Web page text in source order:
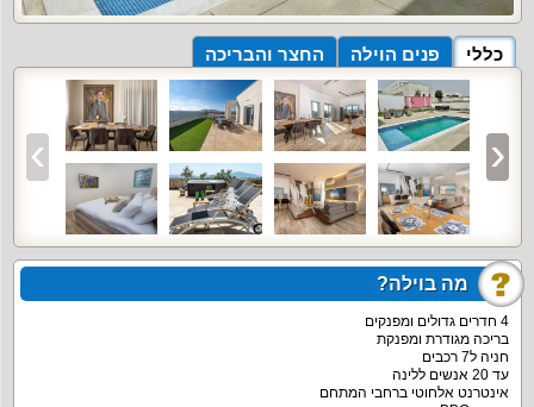
כללי פנים הוילה החצר והבריכה
מה בוילה?
4 חדרים גדולים ומפנקים
בריכה מגודרת ומפנקת
חניה ל7 רכבים
עד 20 אנשים ללינה
אינטרנט אלחוטי ברחבי המתחם